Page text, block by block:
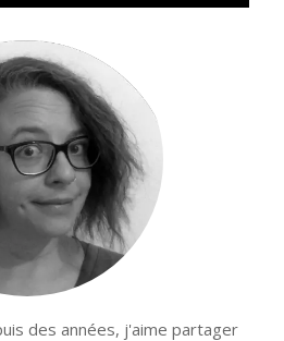
des années, j'aime partager